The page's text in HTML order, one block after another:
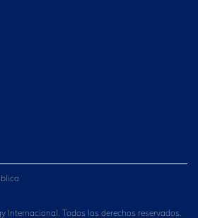
Internacional. Todos los derechos reservados.